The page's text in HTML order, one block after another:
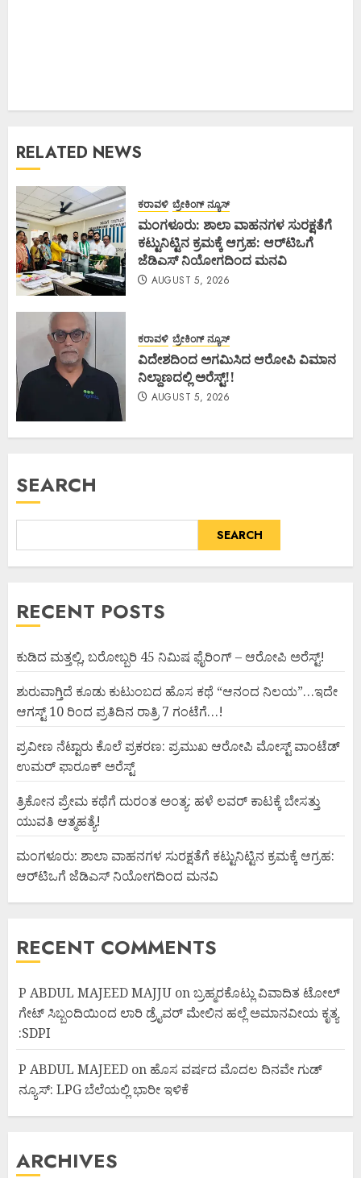
RELATED NEWS
ಕರಾವಳಿ ಬ್ರೇಕಿಂಗ್ ನ್ಯೂಸ್
ಮಂಗಳೂರು: ಶಾಲಾ ವಾಹನಗಳ ಸುರಕ್ಷತೆಗೆ
ಕಟ್ಟುನಿಟ್ಟಿನ ಕ್ರಮಕ್ಕೆ ಆಗ್ರಹ: ಆರ್‌ಟಿಒಗೆ
ಜೆಡಿಎಸ್ ನಿಯೋಗದಿಂದ ಮನವಿ
AUGUST 5, 2026
ಕರಾವಳಿ ಬ್ರೇಕಿಂಗ್ ನ್ಯೂಸ್
ವಿದೇಶದಿಂದ ಅಗಮಿಸಿದ ಆರೋಪಿ ವಿಮಾನ
ನಿಲ್ದಾಣದಲ್ಲಿ ಅರೆಸ್ಟ್‌!!
AUGUST 5, 2026
SEARCH
SEARCH
RECENT POSTS
ಕುಡಿದ ಮತ್ತಲ್ಲಿ, ಬರೋಬ್ಬರಿ 45 ನಿಮಿಷ ಫೈರಿಂಗ್ – ಆರೋಪಿ ಅರೆಸ್ಟ್!
ಶುರುವಾಗ್ತಿದೆ ಕೂಡು ಕುಟುಂಬದ ಹೊಸ ಕಥೆ “ಆನಂದ ನಿಲಯ”…ಇದೇ
ಆಗಸ್ಟ್ 10 ರಿಂದ ಪ್ರತಿದಿನ ರಾತ್ರಿ 7 ಗಂಟೆಗೆ…!
ಪ್ರವೀಣ ನೆಟ್ಟಾರು ಕೊಲೆ ಪ್ರಕರಣ: ಪ್ರಮುಖ ಆರೋಪಿ ಮೋಸ್ಟ್ ವಾಂಟೆಡ್
ಉಮರ್ ಫಾರೂಕ್ ಅರೆಸ್ಟ್
ತ್ರಿಕೋನ ಪ್ರೇಮ ಕಥೆಗೆ ದುರಂತ ಅಂತ್ಯ: ಹಳೆ ಲವರ್ ಕಾಟಕ್ಕೆ ಬೇಸತ್ತು
ಯುವತಿ ಆತ್ಮಹತ್ಯೆ!
ಮಂಗಳೂರು: ಶಾಲಾ ವಾಹನಗಳ ಸುರಕ್ಷತೆಗೆ ಕಟ್ಟುನಿಟ್ಟಿನ ಕ್ರಮಕ್ಕೆ ಆಗ್ರಹ:
ಆರ್‌ಟಿಒಗೆ ಜೆಡಿಎಸ್ ನಿಯೋಗದಿಂದ ಮನವಿ
RECENT COMMENTS
P ABDUL MAJEED MAJJU onಬ್ರಹ್ಮರಕೊಟ್ಲು ವಿವಾದಿತ ಟೋಲ್
ಗೇಟ್ ಸಿಬ್ಬಂದಿಯಿಂದ ಲಾರಿ ಡ್ರೈವರ್ ಮೇಲಿನ ಹಲ್ಲೆ ಅಮಾನವೀಯ ಕೃತ್ಯ
:SDPI
P ABDUL MAJEED on ಹೊಸ ವರ್ಷದ ಮೊದಲ ದಿನವೇ ಗುಡ್
ನ್ಯೂಸ್: LPG ಬೆಲೆಯಲ್ಲಿ ಭಾರೀ ಇಳಿಕೆ
ARCHIVES